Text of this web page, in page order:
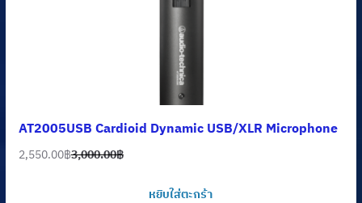
AT2005USB Cardioid Dynamic USB/XLR Microphone
3,000.00฿
Original
2,550.00฿
Current
หยิบใส่ตะกร้า